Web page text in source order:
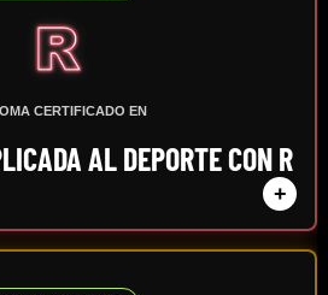
CERTIFICADO EN
AL DEPORTE CON R
+